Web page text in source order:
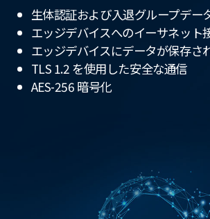
生体認証および入退グループデー
エッジデバイスへのイーサネット
エッジデバイスにデータが保存さ
TLS 1.2 を使用した安全な通信
AES-256 暗号化